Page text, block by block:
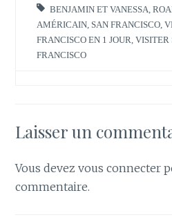
ê
t
r
e
)
n
ê
t
r
e
BENJAMIN ET VANESSA ,
AMÉRICAIN SAN FRANCISCO ,
FRANCISCO EN 1 JOUR ,VISITER
FRANCISCO
Laisser un
Vous devezvous connecter
commentaire.